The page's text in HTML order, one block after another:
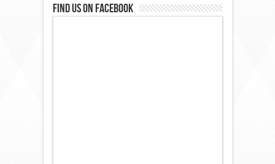
Find us on Facebook